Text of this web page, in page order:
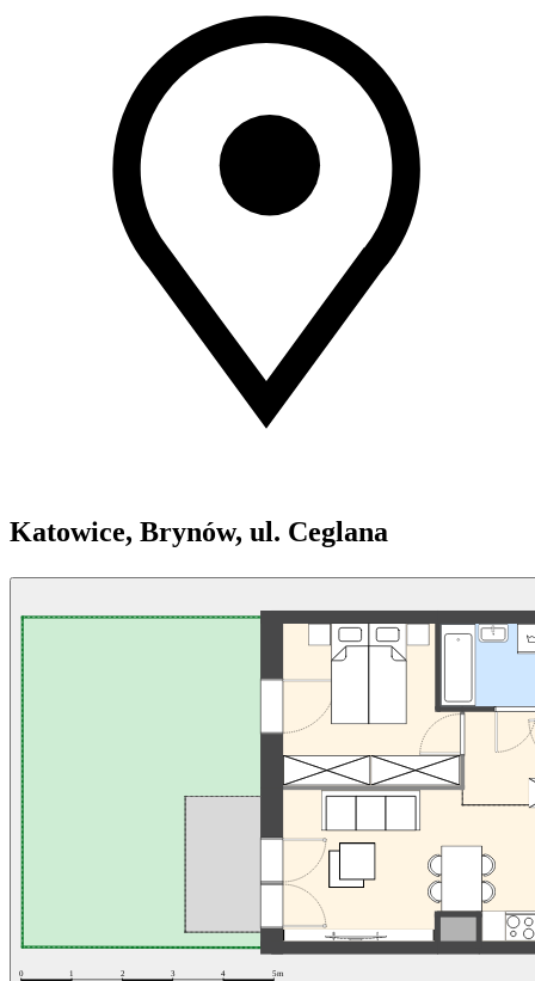
Katowice, Brynów, ul. Ceglana